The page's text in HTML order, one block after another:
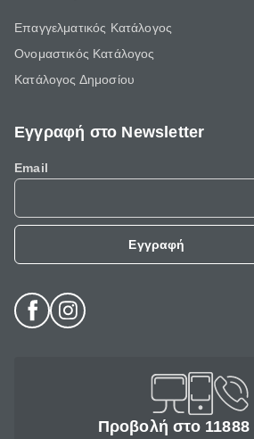
Επαγγελματικός Κατάλογος
Ονομαστικός Κατάλογος
Κατάλογος Δημοσίου
Εγγραφή στο Newsletter
Email
Εγγραφή
Προβολή στο